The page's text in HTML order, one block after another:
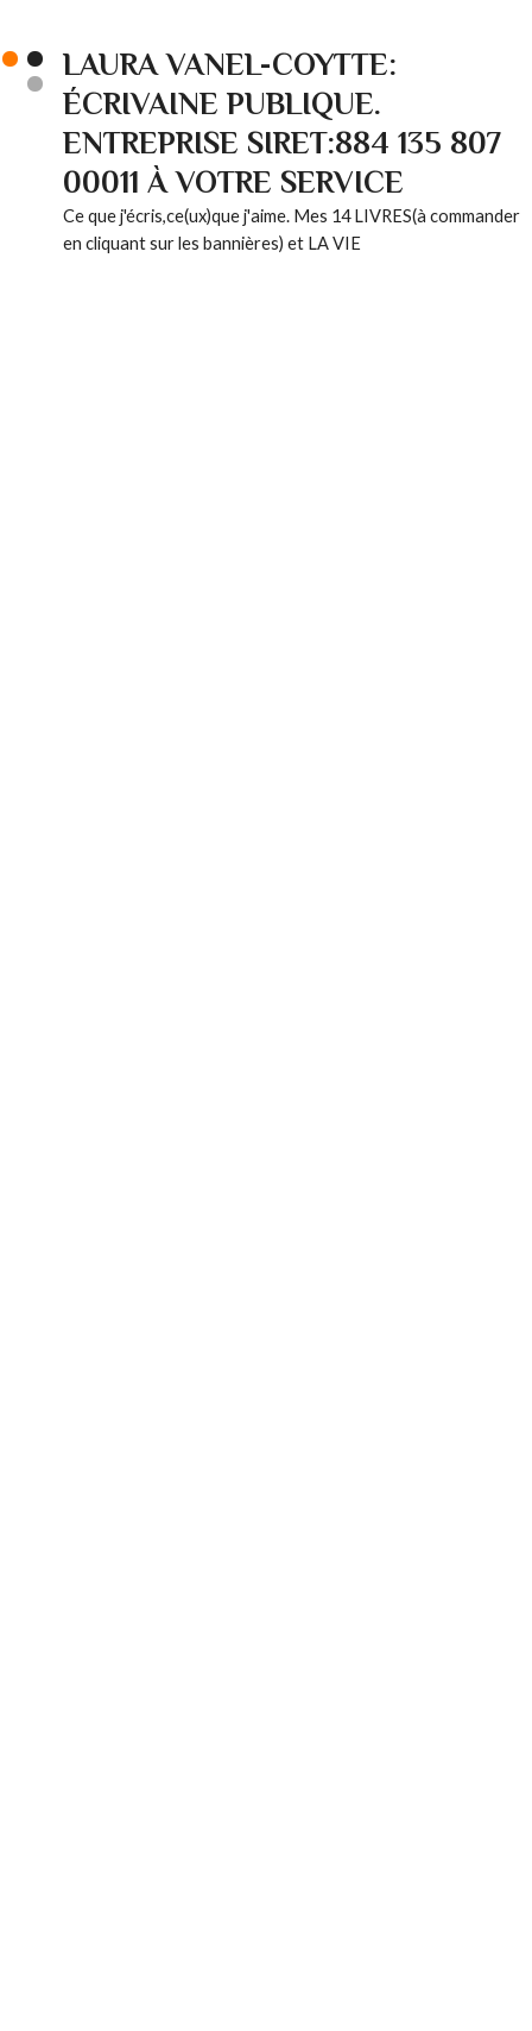
LAURA VANEL-COYTTE:
ÉCRIVAINE PUBLIQUE.
ENTREPRISE SIRET:884 135 807
00011 À VOTRE SERVICE
Ce que j'écris,ce(ux)que j'aime. Mes 14 LIVRES(à commander
en cliquant sur les bannières) et LA VIE